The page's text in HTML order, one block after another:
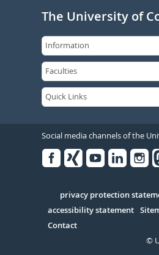
The University of
Social media channels of the
Serivce
privacy protection
accessibility statement
Contact
©